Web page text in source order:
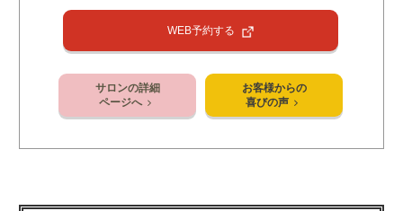
WEB予約する
サロンの詳細
ページへ
お客様からの
喜びの声